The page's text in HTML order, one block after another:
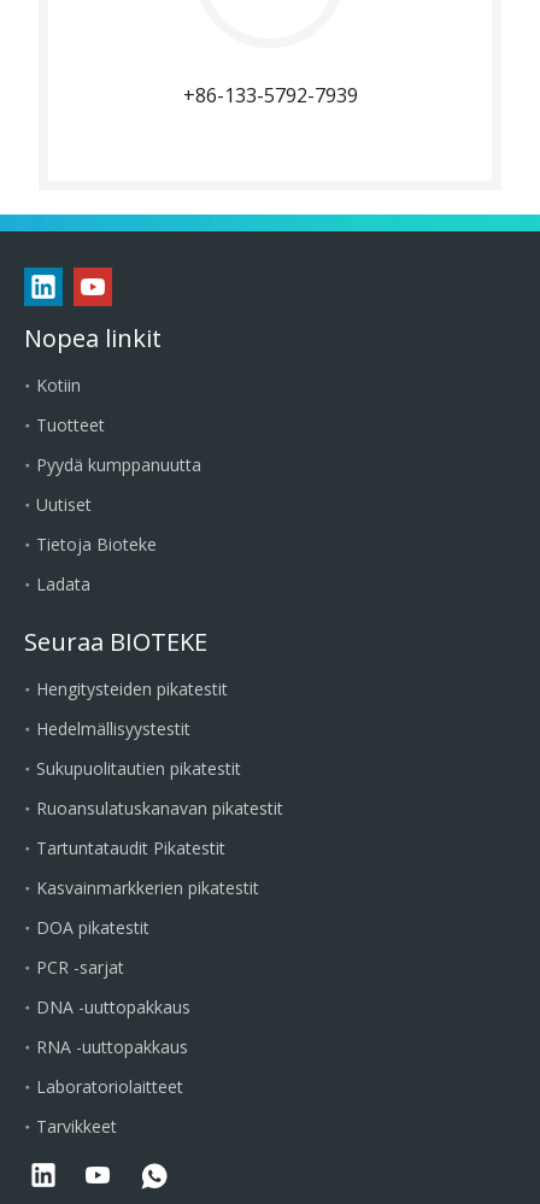
+86-133-5792-7939
Nopea linkit
Kotiin
Tuotteet
Pyydä kumppanuutta
Uutiset
Tietoja Bioteke
Ladata
Seuraa BIOTEKE
Hengitysteiden pikatestit
Hedelmällisyystestit
Sukupuolitautien pikatestit
Ruoansulatuskanavan pikatestit
Tartuntataudit Pikatestit
Kasvainmarkkerien pikatestit
DOA pikatestit
PCR -sarjat
DNA -uuttopakkaus
RNA -uuttopakkaus
Laboratoriolaitteet
Tarvikkeet